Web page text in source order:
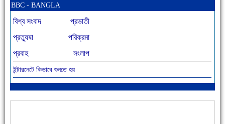
আজ বিশিষ্ট শিক্ষাবিদ এ.টি. আহমেদ হোসাইন রুশদীর ৪৬তম মৃত্যুবার্ষিকী
BBC - BANGLA
বিশ্ব সংবাদ
প্রভাতী
প্রত্যুষা
পরিক্রমা
প্রবাহ
সংলাপ
ইন্টারনেটে কিভাবে শুনতে হয়